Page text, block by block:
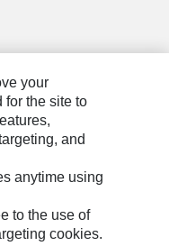
your
for the site to
and
anytime using
to the use of
cookies.